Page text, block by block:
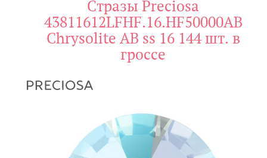
Стразы Preciosa
43811612LFHF.16.HF50000AB
Chrysolite AB ss 16 144 шт. в
гроссе